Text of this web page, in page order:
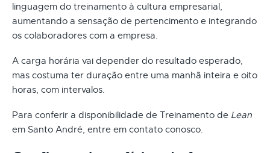
linguagem do treinamento à cultura empresarial,
aumentando a sensação de pertencimento e integrando
os colaboradores com a empresa.
A carga horária vai depender do resultado esperado,
mas costuma ter duração entre uma manhã inteira e oito
horas, com intervalos.
Para conferir a disponibilidade de Treinamento de Lean
em Santo André, entre em contato conosco.